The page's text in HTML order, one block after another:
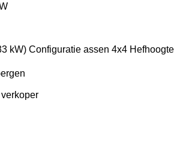
kW) Configuratie assen 4x4 Hefhoogte